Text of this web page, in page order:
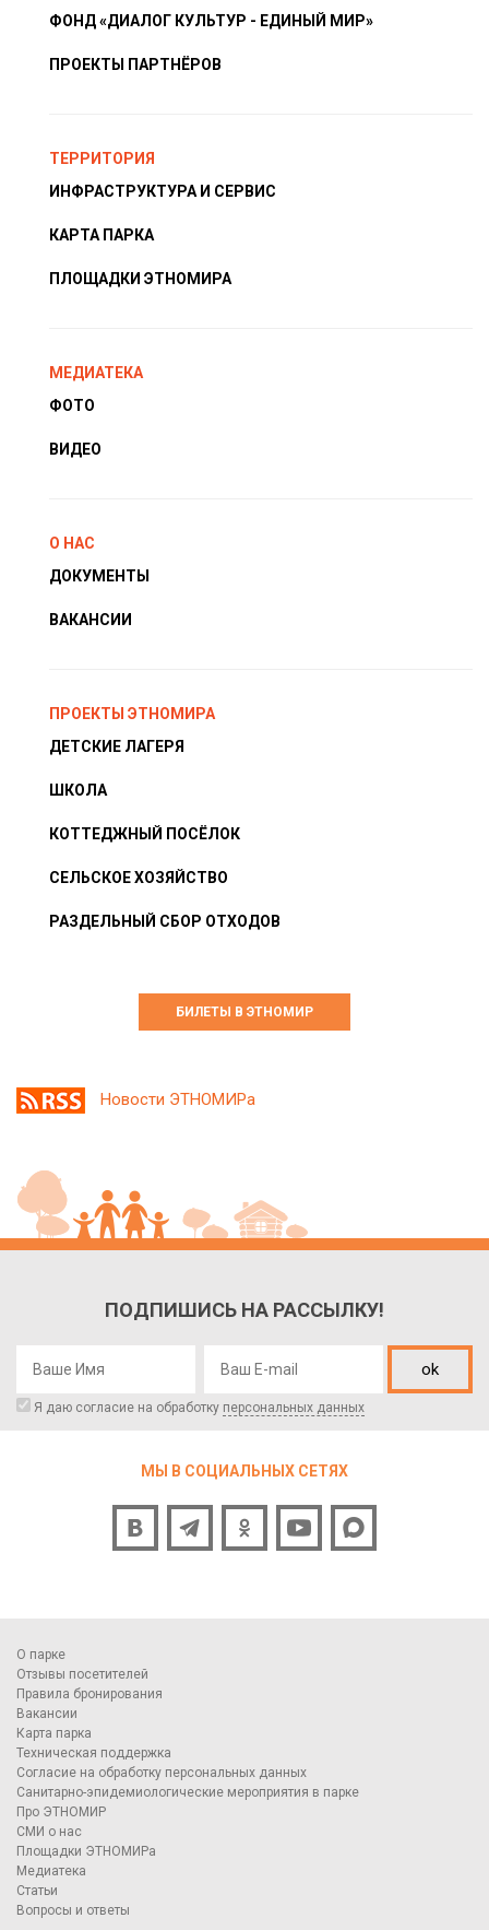
ФОНД «ДИАЛОГ КУЛЬТУР - ЕДИНЫЙ МИР»
ПРОЕКТЫ ПАРТНЁРОВ
ТЕРРИТОРИЯ
ИНФРАСТРУКТУРА И СЕРВИС
КАРТА ПАРКА
ПЛОЩАДКИ ЭТНОМИРА
МЕДИАТЕКА
ФОТО
ВИДЕО
О НАС
ДОКУМЕНТЫ
ВАКАНСИИ
ПРОЕКТЫ ЭТНОМИРА
ДЕТСКИЕ ЛАГЕРЯ
ШКОЛА
КОТТЕДЖНЫЙ ПОСЁЛОК
СЕЛЬСКОЕ ХОЗЯЙСТВО
РАЗДЕЛЬНЫЙ СБОР ОТХОДОВ
БИЛЕТЫ В ЭТНОМИР
Новости ЭТНОМИРа
ПОДПИШИСЬ НА РАССЫЛКУ!
ok
Я даю согласие на обработку персональных данных
МЫ В СОЦИАЛЬНЫХ СЕТЯХ
О парке
Отзывы посетителей
Правила бронирования
Вакансии
Карта парка
Техническая поддержка
Согласие на обработку персональных данных
Санитарно-эпидемиологические мероприятия в парке
Про ЭТНОМИР
СМИ о нас
Площадки ЭТНОМИРа
Медиатека
Статьи
Вопросы и ответы